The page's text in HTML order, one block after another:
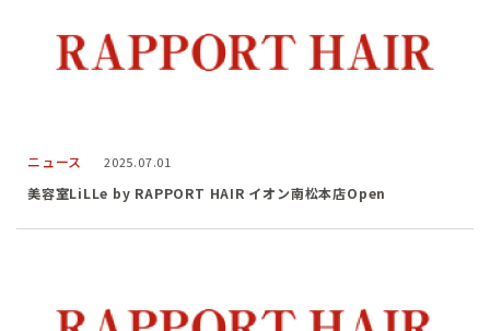
ニュース 2025.07.01
美容室LiLLe by RAPPORT HAIR イオン南松本店Open